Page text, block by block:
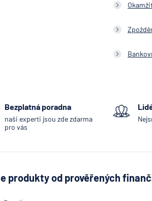
Bezplatná poradna
naši experti jsou zde zdarma
pro vás
produkty od prověřených